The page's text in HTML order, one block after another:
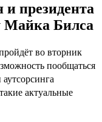
и президента
Майка Билса
во вторник
пообщаться
актуальные